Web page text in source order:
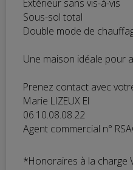
Extérieur sans vis-à-vis
Sous-sol total
Double mode de
Une maison idéale pour
Prenez contact avec
Marie LIZEUX EI
06.10.08.08.22
Agent commercial n°
*Honoraires à la charge